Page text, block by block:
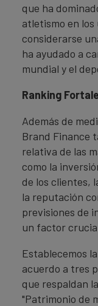
que ha
atletismo en
considerarse
ha ayudado a
mundial y el
Ranking
Además de
Brand Finance
relativa de las
como la
de los clientes,
la reputación
previsiones de
un factor
Establecemos
acuerdo a tres
que respaldan
"Patrimonio de